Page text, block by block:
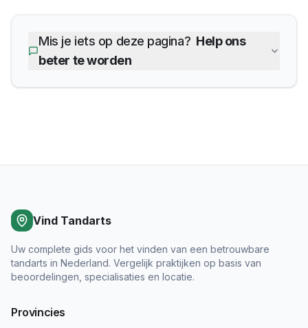
Mis je iets op deze pagina? Help ons
beter te worden
Vind Tandarts
Uw complete gids voor het vinden van een betrouwbare
tandarts in Nederland. Vergelijk praktijken op basis van
beoordelingen, specialisaties en locatie.
Provincies